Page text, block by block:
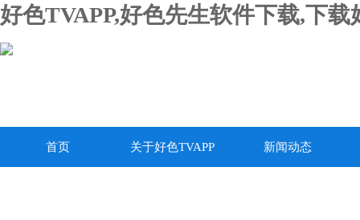
好色TVAPP,好色先生软件下载,下
首页 关于好色TVAPP 新闻动态